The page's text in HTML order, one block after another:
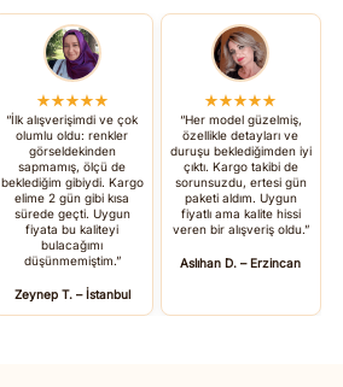
★★★★★
“İlk alışverişimdi ve çok
olumlu oldu: renkler
görseldekinden
sapmamış, ölçü de
beklediğim gibiydi. Kargo
elime 2 gün gibi kısa
sürede geçti. Uygun
fiyata bu kaliteyi
bulacağımı
düşünmemiştim.”
Zeynep T. – İstanbul
★★★★★
“Her model güzelmiş,
özellikle detayları ve
duruşu beklediğimden iyi
çıktı. Kargo takibi de
sorunsuzdu, ertesi gün
paketi aldım. Uygun
fiyatlı ama kalite hissi
veren bir alışveriş oldu.”
Aslıhan D. – Erzincan